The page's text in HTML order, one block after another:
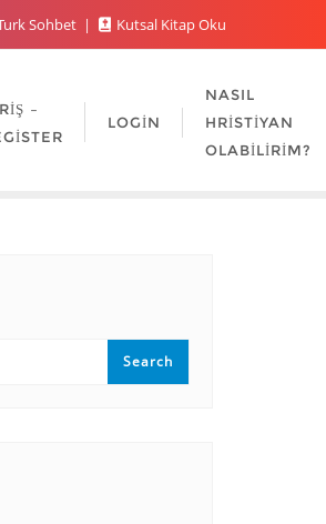
Sohbet Kutsal Kitap Oku
–
LOGIN
NASIL
HRISTIYAN
OLABILIRIM?